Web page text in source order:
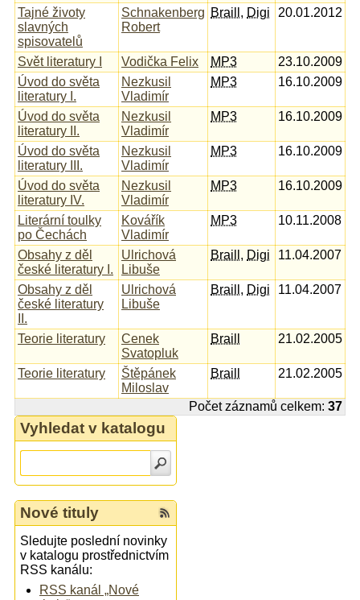
Tajné životy
slavných
spisovatelů
Schnakenberg
Robert
Braill , Digi 20.01.2012
Svět literatury I Vodička Felix MP3
23.10.2009
Úvod do světa
literatury I.
Nezkusil
Vladimír
MP3 16.10.2009
Úvod do světa
literatury II.
Nezkusil
Vladimír
MP3 16.10.2009
Úvod do světa
literatury III.
Nezkusil
Vladimír
MP3 16.10.2009
Úvod do světa
literatury IV.
Nezkusil
Vladimír
MP3 16.10.2009
Literární toulky
po Čechách
Kovářík
Vladimír
MP3 10.11.2008
Obsahy z děl
české literatury I.
Ulrichová
Libuše
Braill , Digi 11.04.2007
Obsahy z děl
české literatury
II.
Ulrichová
Libuše
Braill , Digi 11.04.2007
Teorie literatury
Cenek
Svatopluk
Braill 21.02.2005
Teorie literatury
Štěpánek
Miloslav
Braill 21.02.2005
Počet záznamů celkem: 37
Vyhledat v katalogu
Nové tituly
Sledujte poslední novinky
v katalogu prostřednictvím
RSS kanálu:
RSS kanál „Nové